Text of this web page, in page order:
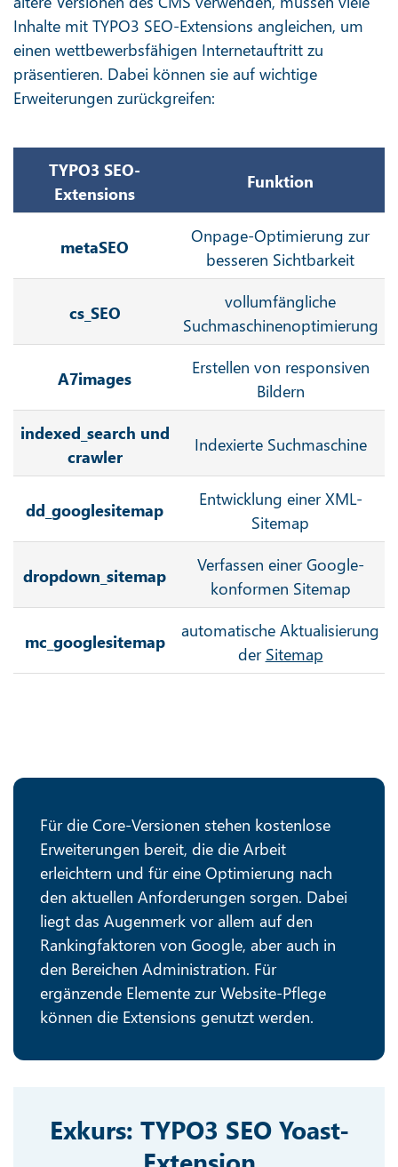
Inhalte mit TYPO3 SEO-Extensions angleichen, um
einen wettbewerbsfähigen Internetauftritt zu
präsentieren. Dabei können sie auf wichtige
Erweiterungen zurückgreifen:
TYPO3 SEO-
Extensions
Funktion
metaSEO
Onpage-Optimierung zur
besseren Sichtbarkeit
cs_SEO
vollumfängliche
Suchmaschinenoptimierung
A7images
Erstellen von responsiven
Bildern
indexed_search und
crawler
Indexierte Suchmaschine
dd_googlesitemap
Entwicklung einer XML-
Sitemap
dropdown_sitemap
Verfassen einer Google-
konformen Sitemap
mc_googlesitemap
automatische Aktualisierung
der Sitemap
Für die Core-Versionen stehen kostenlose
Erweiterungen bereit, die die Arbeit
erleichtern und für eine Optimierung nach
den aktuellen Anforderungen sorgen. Dabei
liegt das Augenmerk vor allem auf den
Rankingfaktoren von Google, aber auch in
den Bereichen Administration. Für
ergänzende Elemente zur Website-Pflege
können die Extensions genutzt werden.
Exkurs: TYPO3 SEO Yoast-